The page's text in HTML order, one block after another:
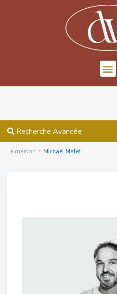
Recherche Avancée
La maison Michaël Malet